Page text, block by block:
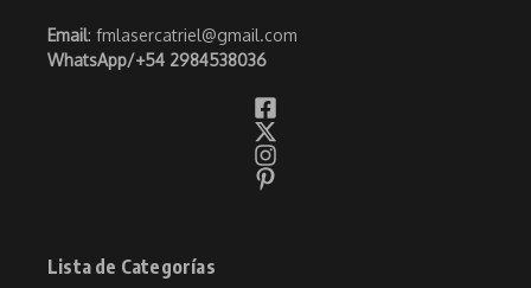
Email: fmlasercatriel@gmail.com
WhatsApp/+54 2984538036
Lista de Categorías